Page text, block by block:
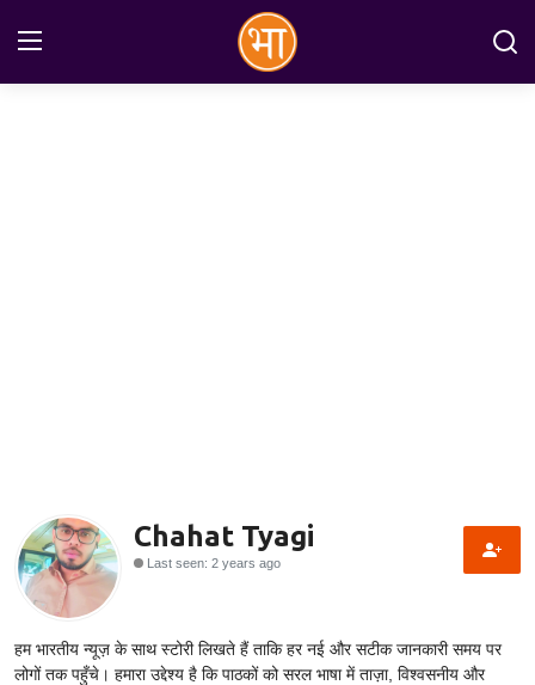
मनोरंजन
Technology
RSS-संघ
Chahat Tyagi
Last seen: 2 years ago
हम भारतीय न्यूज़ के साथ स्टोरी लिखते हैं ताकि हर नई और सटीक जानकारी समय पर
लोगों तक पहुँचे। हमारा उद्देश्य है कि पाठकों को सरल भाषा में ताज़ा, विश्वसनीय और